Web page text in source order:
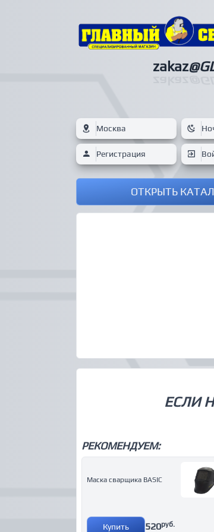
zakaz
Москва
Регистрация
ОТКРЫТЬ
ЕСЛИ
РЕКОМЕНДУЕМ:
Маска сварщика BASIC
Купить 520руб.